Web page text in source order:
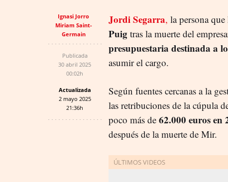
Ignasi Jorro
Miriam Saint-
Germain
Publicada
30 abril 2025
00:02h
Actualizada
2 mayo 2025
21:36h
Jordi Segarra, la persona
Puig tras la muerte del
presupuestaria destinada a
asumir el cargo.
Según fuentes cercanas a la
las retribuciones de la cúpula
poco más de 62.000 euros en
después de la muerte de Mir.